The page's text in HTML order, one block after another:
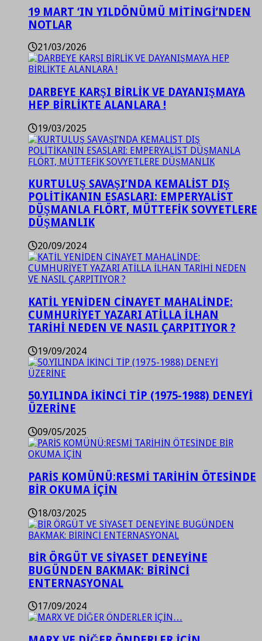
19 MART ‘IN YILDÖNÜMÜ MİTİNGİ’NDEN
NOTLAR
21/03/2026
DARBEYE KARŞI BİRLİK VE DAYANIŞMAYA
HEP BİRLİKTE ALANLARA !
19/03/2025
KURTULUŞ SAVAŞI’NDA KEMALİST DIŞ
POLİTİKANIN ESASLARI: EMPERYALİST
DÜŞMANLA FLÖRT, MÜTTEFİK SOVYETLERE
DÜŞMANLIK
20/09/2024
KATİL YENİDEN CİNAYET MAHALİNDE:
CUMHURİYET YAZARI ATİLLA İLHAN
TARİHİ NEDEN VE NASIL ÇARPITIYOR ?
19/09/2024
50.YILINDA İKİNCİ TİP (1975-1988) DENEYİ
ÜZERİNE
09/05/2025
PARİS KOMÜNÜ:RESMİ TARİHİN ÖTESİNDE
BİR OKUMA İÇİN
18/03/2025
BİR ÖRGÜT VE SİYASET DENEYİNE
BUGÜNDEN BAKMAK: BİRİNCİ
ENTERNASYONAL
17/09/2024